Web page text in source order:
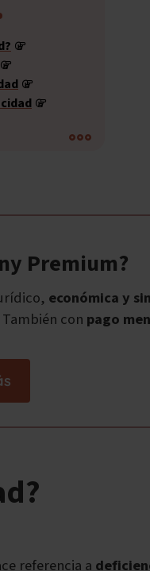
Premium?
económica y
También con pago
referencia a